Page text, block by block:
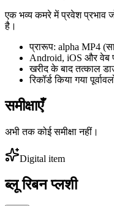
एक भव्य कमरे में प्रवेश प्रभाव
है।
प्रारूप: alpha MP4
Android, iOS और वेब
खरीद के बाद तत्काल
रिकॉर्ड किया गया
समीक्षाएँ
अभी तक कोई समीक्षा नहीं।
Digital item
ब्लू रिबन प्लशी